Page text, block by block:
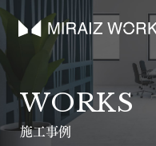
WORKS
施工事例